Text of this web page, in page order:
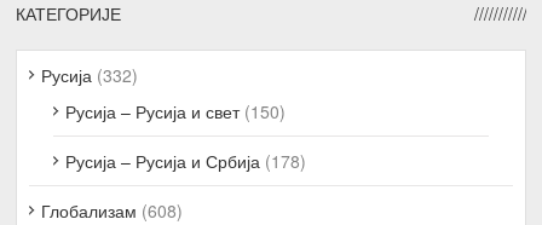
КАТЕГОРИЈЕ
Русија (332)
Русија – Русија и свет(150)
Русија – Русија и Србија (178)
Глобализам (608)